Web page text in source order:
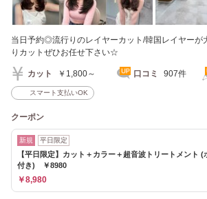
当日予約◎流行りのレイヤーカット/韓国レイヤーが
りカットぜひお任せ下さい☆
カット ￥1,800～ 口コミ 907件
スマート支払いOK
クーポン
新規 平日限定
【平日限定】カット＋カラー＋超音波トリートメント (
付き) ￥8980
￥8,980